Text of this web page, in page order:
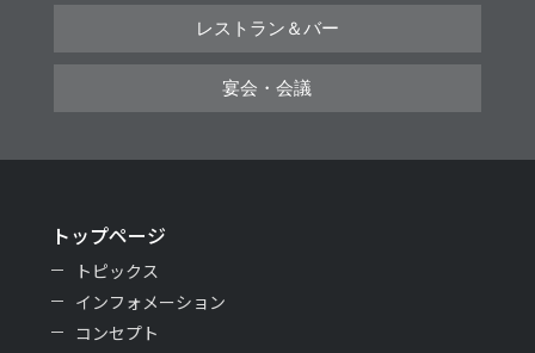
レストラン＆バー
宴会・会議
トップページ
トピックス
インフォメーション
コンセプト